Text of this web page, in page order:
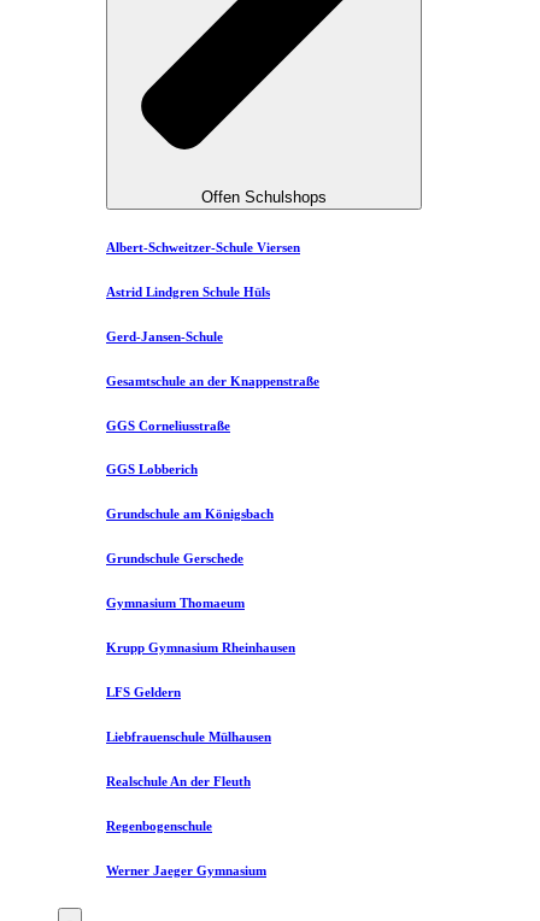
Offen Schulshops
Albert-Schweitzer-Schule Viersen
Astrid Lindgren Schule Hüls
Gerd-Jansen-Schule
Gesamtschule an der Knappenstraße
GGS Corneliusstraße
GGS Lobberich
Grundschule am Königsbach
Grundschule Gerschede
Gymnasium Thomaeum
Krupp Gymnasium Rheinhausen
LFS Geldern
Liebfrauenschule Mülhausen​
Realschule An der Fleuth
Regenbogenschule
Werner Jaeger Gymnasium